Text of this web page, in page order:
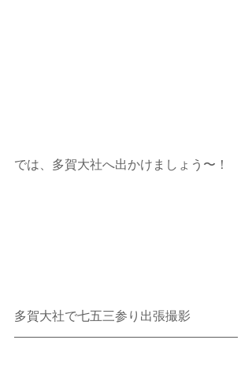
では、多賀大社へ出かけましょう〜！
多賀大社で七五三参り出張撮影